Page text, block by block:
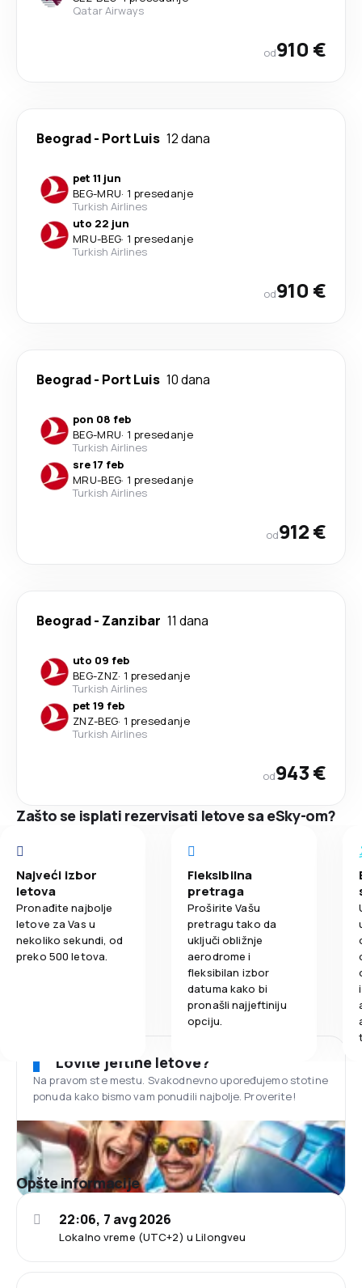
Qatar Airways
od910 €
Beograd- Port Luis 12 dana
pet 11 jun
BEG-MRU· 1 presedanje
Turkish Airlines
uto 22 jun
MRU-BEG· 1 presedanje
Turkish Airlines
od910 €
Beograd- Port Luis 10 dana
pon 08 feb
BEG-MRU· 1 presedanje
Turkish Airlines
sre 17 feb
MRU-BEG· 1 presedanje
Turkish Airlines
od912 €
Beograd- Zanzibar 11 dana
uto 09 feb
BEG-ZNZ· 1 presedanje
Turkish Airlines
pet 19 feb
ZNZ-BEG· 1 presedanje
Turkish Airlines
od943 €
Zašto se isplati rezervisati letove sa eSky-om?
Najveći izbor
letova
Pronađite najbolje
letove za Vas u
nekoliko sekundi, od
preko 500 letova.
Fleksibilna
pretraga
Proširite Vašu
pretragu tako da
uključi obližnje
aerodrome i
fleksibilan izbor
datuma kako bi
pronašli najjeftiniju
opciju.
Lovite jeftine letove?
Na pravom ste mestu. Svakodnevno upoređujemo stotine
ponuda kako bismo vam ponudili najbolje. Proverite!
Opšte informacije
Lokalno vreme (UTC+2) u Lilongveu
22:06, 7 avg 2026